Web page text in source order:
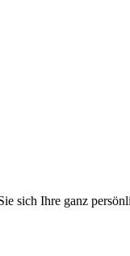
sich Ihre ganz